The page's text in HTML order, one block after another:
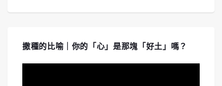
撒種的比喻｜你的「心」是那塊「好土」嗎？